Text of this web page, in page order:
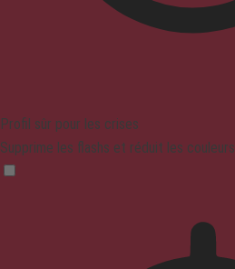
Profil sûr pour les crises
Supprime les flashs et réduit les couleurs